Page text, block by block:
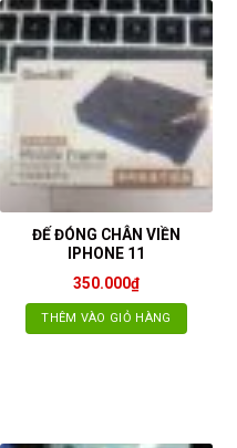
ĐẾ ĐÓNG CHÂN VIỀN
IPHONE 11
350.000₫
THÊM VÀO GIỎ HÀNG